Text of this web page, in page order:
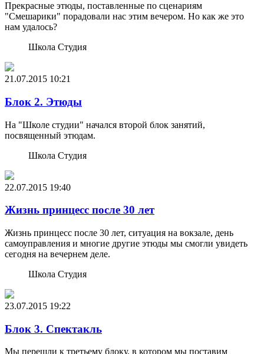
Прекрасные этюды, поставленные по сценариям
"Смешарики" порадовали нас этим вечером. Но как же это
нам удалось?
Школа Студия
21.07.2015 10:21
Блок 2. Этюды
На "Школе студии" начался второй блок занятий,
посвященный этюдам.
Школа Студия
22.07.2015 19:40
Жизнь принцесс после 30 лет
Жизнь принцесс после 30 лет, ситуация на вокзале, день
самоуправления и многие другие этюды мы смогли увидеть
сегодня на вечернем деле.
Школа Студия
23.07.2015 19:22
Блок 3. Спектакль
Мы перешли к третьему блоку, в котором мы поставим